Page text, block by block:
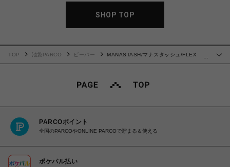
SHOP TOP
TOP 池袋PARCO ビーバー
MANASTASH/マナスタッシュ/FLEX
PARCOポイント
全国のPARCOやONLINE PARCOで貯まる＆使える
ポケパル払い